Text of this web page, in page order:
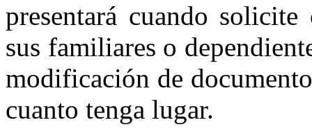
presentará cuando
sus familiares o
modificación de
cuanto tenga lugar.